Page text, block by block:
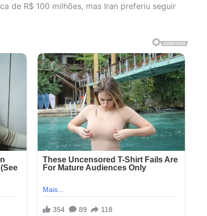
de R$ 100 milhões, mas Iran preferiu seguir